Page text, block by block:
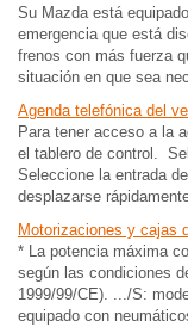
Su Mazda está
emergencia que está
frenos con más fuerza
situación en que sea
Agenda telefónica del
Para tener acceso a la
el tablero de control.
Seleccione la entrada
desplazarse
Motorizaciones y cajas
* La potencia máxima
según las condiciones
1999/99/CE). .../S:
equipado con